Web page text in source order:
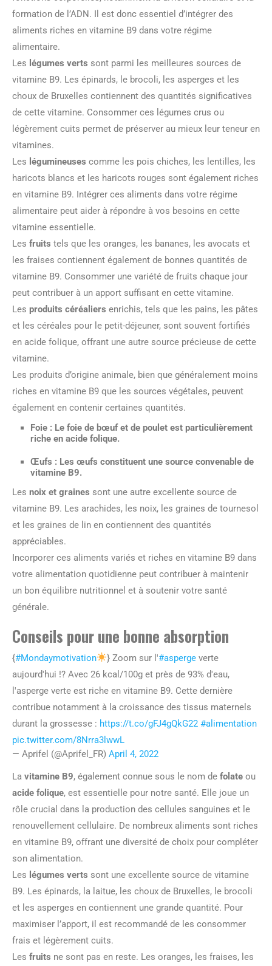
formation de l’ADN. Il est donc essentiel d’intégrer des
aliments riches en vitamine B9 dans votre régime
alimentaire.
Les légumes verts sont parmi les meilleures sources de
vitamine B9. Les épinards, le brocoli, les asperges et les
choux de Bruxelles contiennent des quantités significatives
de cette vitamine. Consommer ces légumes crus ou
légèrement cuits permet de préserver au mieux leur teneur en
vitamines.
Les légumineuses comme les pois chiches, les lentilles, les
haricots blancs et les haricots rouges sont également riches
en vitamine B9. Intégrer ces aliments dans votre régime
alimentaire peut aider à répondre à vos besoins en cette
vitamine essentielle.
Les fruits tels que les oranges, les bananes, les avocats et
les fraises contiennent également de bonnes quantités de
vitamine B9. Consommer une variété de fruits chaque jour
peut contribuer à un apport suffisant en cette vitamine.
Les produits céréaliers enrichis, tels que les pains, les pâtes
et les céréales pour le petit-déjeuner, sont souvent fortifiés
en acide folique, offrant une autre source précieuse de cette
vitamine.
Les produits d’origine animale, bien que généralement moins
riches en vitamine B9 que les sources végétales, peuvent
également en contenir certaines quantités.
Foie : Le foie de bœuf et de poulet est particulièrement
riche en acide folique.
Œufs : Les œufs constituent une source convenable de
vitamine B9.
Les noix et graines sont une autre excellente source de
vitamine B9. Les arachides, les noix, les graines de tournesol
et les graines de lin en contiennent des quantités
appréciables.
Incorporer ces aliments variés et riches en vitamine B9 dans
votre alimentation quotidienne peut contribuer à maintenir
un bon équilibre nutritionnel et à soutenir votre santé
générale.
Conseils pour une bonne absorption
{#Mondaymotivation } Zoom sur l'#asperge verte
aujourd'hui !? Avec 26 kcal/100g et près de 93% d'eau,
l'asperge verte est riche en vitamine B9. Cette dernière
contribue notamment à la croissance des tissus maternels
durant la grossesse : https://t.co/gFJ4gQkG22 #alimentation
pic.twitter.com/8Nrra3lwwL
— Aprifel (@Aprifel_FR) April 4, 2022
La vitamine B9, également connue sous le nom de folate ou
acide folique, est essentielle pour notre santé. Elle joue un
rôle crucial dans la production des cellules sanguines et le
renouvellement cellulaire. De nombreux aliments sont riches
en vitamine B9, offrant une diversité de choix pour compléter
son alimentation.
Les légumes verts sont une excellente source de vitamine
B9. Les épinards, la laitue, les choux de Bruxelles, le brocoli
et les asperges en contiennent une grande quantité. Pour
maximiser l’apport, il est recommandé de les consommer
frais et légèrement cuits.
Les fruits ne sont pas en reste. Les oranges, les fraises, les